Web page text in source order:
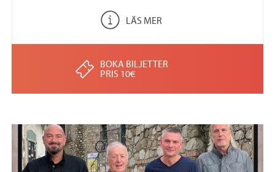
LÄS MER
BOKA BILJETTER
PRIS 10€